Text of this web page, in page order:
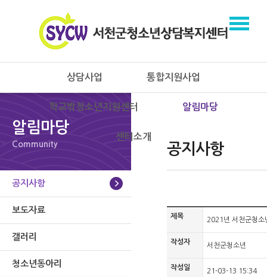
상담사업 통합지원사업
학교밖청소년지원센터 알림마당
센터소개
알림마당
Community
공지사항
보도자료
갤러리
청소년동아리
공지사항
제목 2021년 서천군청소
작성자 서천군청소년
작성일 21-03-13 15:34